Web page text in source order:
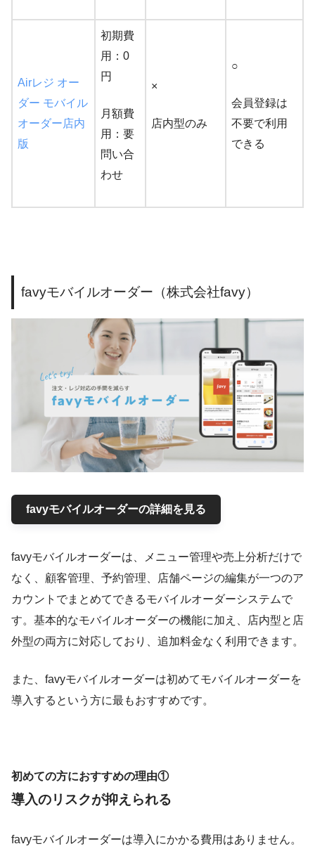
Airレジ オー
ダー モバイル
オーダー店内
版
初期費
用：0
円
月額費
用：要
問い合
わせ
×
店内型のみ
○
会員登録は
不要で利用
できる
favyモバイルオーダー（株式会社favy）
favyモバイルオーダーの詳細を見る
favyモバイルオーダーは、メニュー管理や売上分析だけで
なく、顧客管理、予約管理、店舗ページの編集が一つのア
カウントでまとめてできるモバイルオーダーシステムで
す。基本的なモバイルオーダーの機能に加え、店内型と店
外型の両方に対応しており、追加料金なく利用できます。
また、favyモバイルオーダーは初めてモバイルオーダーを
導入するという方に最もおすすめです。
初めての方におすすめの理由①
導入のリスクが抑えられる
favyモバイルオーダーは導入にかかる費用はありません。